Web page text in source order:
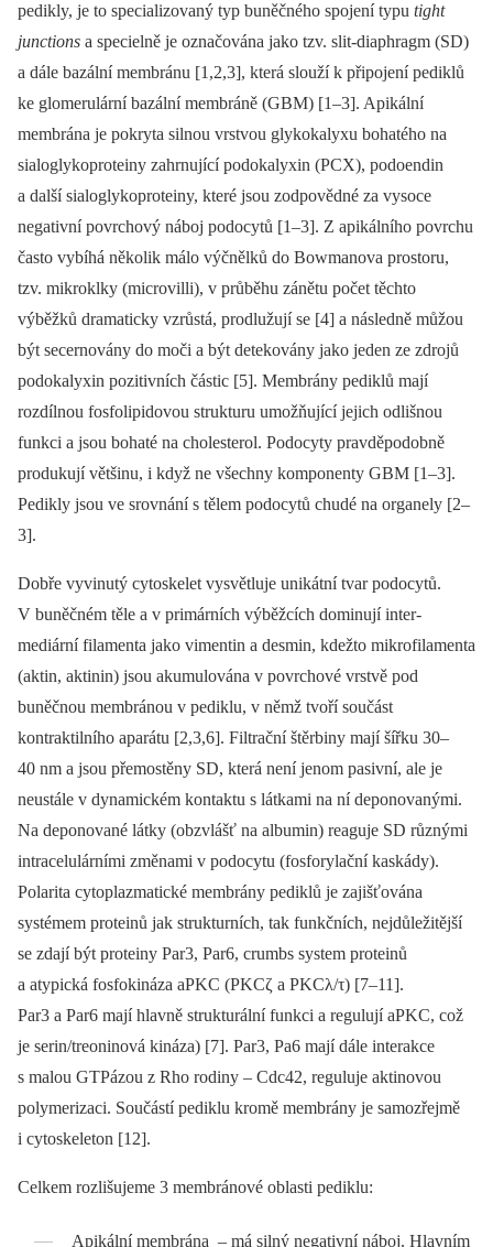
pedikly, je to specializovaný typ buněčného spojení typu tight
junctions a specielně je označována jako tzv. slit-diaphragm (SD)
a dále bazální membránu [1,2,3], která slouží k připojení pediklů
ke glomerulární bazální membráně (GBM) [1–3]. Apikální
membrána je pokryta silnou vrstvou glykokalyxu bohatého na
sialoglykoproteiny zahrnující podokalyxin (PCX), podoendin
a další sialoglykoproteiny, které jsou zodpovědné za vysoce
negativní povrchový náboj podocytů [1–3]. Z apikálního povrchu
často vybíhá několik málo výčnělků do Bowmanova prostoru,
tzv. mikroklky (microvilli), v průběhu zánětu počet těchto
výběžků dramaticky vzrůstá, prodlužují se [4] a následně můžou
být secernovány do moči a být detekovány jako jeden ze zdrojů
podokalyxin pozitivních částic [5]. Membrány pediklů mají
rozdílnou fosfolipidovou strukturu umožňující jejich odlišnou
funkci a jsou bohaté na cholesterol. Podocyty pravděpodobně
produkují většinu, i když ne všechny komponenty GBM [1–3].
Pedikly jsou ve srovnání s tělem podocytů chudé na organely [2–
3].
Dobře vyvinutý cytoskelet vysvětluje unikátní tvar podo­cytů.
V buněčném těle a v primárních výběžcích dominují inter­
mediární filamenta jako vimentin a desmin, kdežto mikro­fila­menta
(aktin, aktinin) jsou akumulována v povrchové vrstvě pod
buněčnou membránou v pediklu, v němž tvoří součást
kontraktilního aparátu [2,3,6]. Filtrační štěrbiny mají šířku 30–
40 nm a jsou přemostěny SD, která není jenom pasivní, ale je
neustále v dynamickém kontaktu s látkami na ní depo­novanými.
Na deponované látky (obzvlášť na albumin) reaguje SD různými
intracelulárními změnami v podocytu (fos­forylační kaskády).
Polarita cytoplazmatické membrány pediklů je zajišťována
systémem proteinů jak strukturních, tak funkčních, nejdůležitější
se zdají být proteiny Par3, Par6, crumbs system proteinů
a atypická fosfokináza aPKC (PKCζ a PKCλ/τ) [7–11].
Par3 a Par6 mají hlavně strukturální funkci a regulují aPKC, což
je serin/treoninová kináza) [7]. Par3, Pa6 mají dále interakce
s malou GTPázou z Rho rodiny –⁠ Cdc42, reguluje aktinovou
polymerizaci. Součástí pediklu kromě membrány je samozřejmě
i cytoskeleton [12].
Celkem rozlišujeme 3 membránové oblasti pediklu:
Apikální membrána –⁠má silný negativní náboj. Hlavním